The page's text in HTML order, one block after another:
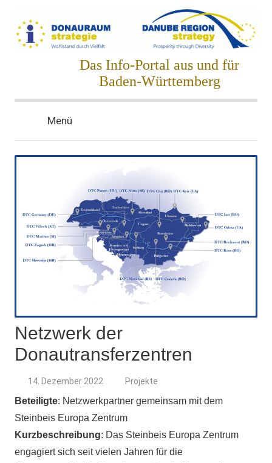
Inhalt
springen
Donauraumstrategie
Das Info-Portal aus und für
Baden-Württemberg
Menü
Netzwerk der
Donautransferzentren
14. Dezember 2022 Projekte
Beteiligte: Netzwerkpartner gemeinsam mit dem
Steinbeis Europa Zentrum
Kurzbeschreibung: Das Steinbeis Europa Zentrum
engagiert sich seit vielen Jahren für die